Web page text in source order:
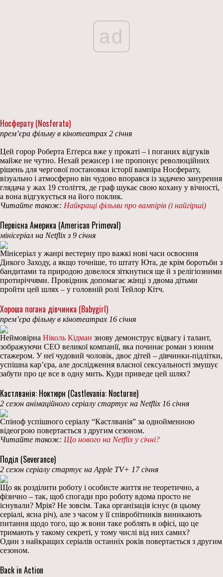
ad
Носферату (Nosferatu)
прем’єра фільму в кінотеатрах 2 січня
Цей горор Роберта Еґґерса вже у прокаті – і поганих відгуків
майже не чутно. Нехай режисер і не пропонує революційних
рішень для чергової постановки історії вампіра Носферату,
візуально і атмосферно він чудово впорався із задачею занурення
глядача у жах 19 століття, де граф шукає свою кохану у вічності,
а вона відгукується на його поклик.
Читайте також: Найкращі фільми про вампірів (і найгірші)
Первісна Америка (American Primeval)
мінісеріал на Netflix з 9 січня
Мінісеріал у жанрі вестерну про важкі нові часи освоєння
Дикого Заходу, а якщо точніше, то штату Юта, де крім боротьби з
бандитами та природою довелося зіткнутися ще й з релігіозними
протиріччями. Провідник допомагає жінці з двома дітьми
пройти цей шлях – у головній ролі Тейлор Кітч.
Хороша погана дівчинка (Babygirl)
прем’єра фільму в кінотеатрах 16 січня
Неймовірна Ніколь Кідман знову демонструє відвагу і талант,
зображуючи CEO великої компанії, яка починає роман з юним
стажером. У неї чудовий чоловік, двоє дітей – дівчинки-підлітки,
успішна кар’єра, але дослідження власної сексуальності змушує
забути про це все в одну мить. Куди приведе цей шлях?
Кастлванія: Ноктюрн (Castlevania: Nocturne)
2 сезон анімаційного серіалу стартує на Netflix 16 січня
Спіноф успішного серіалу “Кастлванія” за однойменною
відеогрою повертається з другим сезоном.
Читайте також: Що нового на Netflix у січні?
Поділ (Severance)
2 сезон серіалу стартує на Apple TV+ 17 січня
Що як розділити роботу і особисте життя не теоретично, а
фізично – так, щоб спогади про роботу вдома просто не
існували? Мрія? Не зовсім. Така організація існує (в цьому
серіалі, ясна річ), але з часом у її співробітників виникають
питання щодо того, що ж вони таке роблять в офісі, що це
тримають у такому секреті, у тому числі від них самих?
Один з найкращих серіалів останніх років повертається з другим
сезоном.
Back in Action